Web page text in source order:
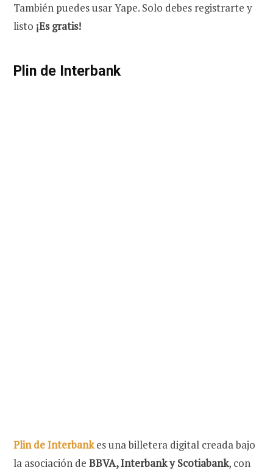
También puedes usar Yape. Solo debes registrarte y
listo ¡Es gratis!
Plin de Interbank
Plin de Interbankes una billetera digital creada bajo
la asociación de BBVA, Interbank y Scotiabank, con